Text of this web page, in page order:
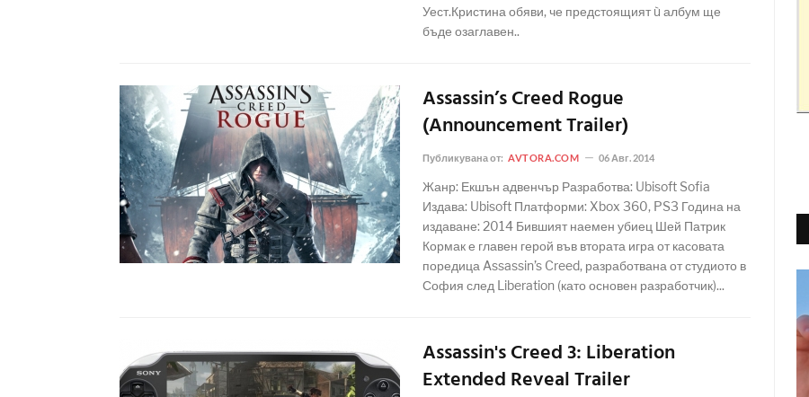
Уест.Кристина обяви, че предстоящият ù албум ще
бъде озаглавен..
Assassin’s Creed Rogue
(Announcement Trailer)
Публикувана от: AVTORA.COM 06 Авг. 2014
Жанр: Екшън адвенчър Разработва: Ubisoft Sofia
Издава: Ubisoft Платформи: Xbox 360, PS3 Година на
издаване: 2014 Бившият наемен убиец Шей Патрик
Кормак е главен герой във втората игра от касовата
поредица Assassin’s Creed, разработвана от студиото в
София след Liberation (като основен разработчик)...
Assassin's Creed 3: Liberation
Extended Reveal Trailer